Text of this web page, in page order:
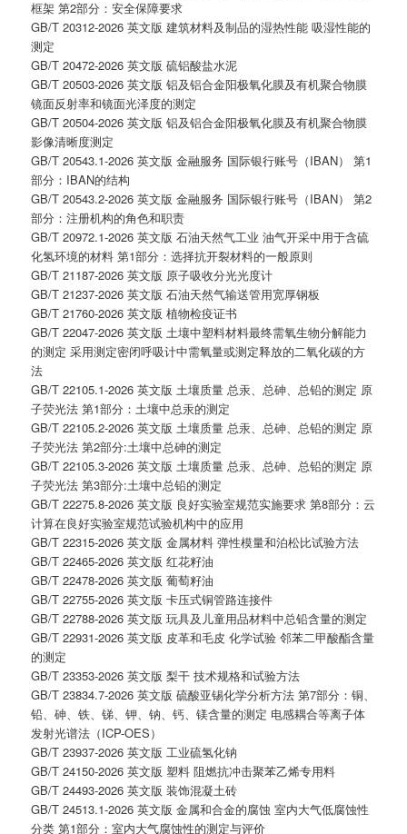
框架 第2部分：安全保障要求
GB/T 20312-2026 英文版 建筑材料及制品的湿热性能 吸湿性能的
测定
GB/T 20472-2026 英文版 硫铝酸盐水泥
GB/T 20503-2026 英文版 铝及铝合金阳极氧化膜及有机聚合物膜
镜面反射率和镜面光泽度的测定
GB/T 20504-2026 英文版 铝及铝合金阳极氧化膜及有机聚合物膜
影像清晰度测定
GB/T 20543.1-2026 英文版 金融服务 国际银行账号（IBAN） 第1
部分：IBAN的结构
GB/T 20543.2-2026 英文版 金融服务 国际银行账号（IBAN） 第2
部分：注册机构的角色和职责
GB/T 20972.1-2026 英文版 石油天然气工业 油气开采中用于含硫
化氢环境的材料 第1部分：选择抗开裂材料的一般原则
GB/T 21187-2026 英文版 原子吸收分光光度计
GB/T 21237-2026 英文版 石油天然气输送管用宽厚钢板
GB/T 21760-2026 英文版 植物检疫证书
GB/T 22047-2026 英文版 土壤中塑料材料最终需氧生物分解能力
的测定 采用测定密闭呼吸计中需氧量或测定释放的二氧化碳的方
法
GB/T 22105.1-2026 英文版 土壤质量 总汞、总砷、总铅的测定 原
子荧光法 第1部分：土壤中总汞的测定
GB/T 22105.2-2026 英文版 土壤质量 总汞、总砷、总铅的测定 原
子荧光法 第2部分:土壤中总砷的测定
GB/T 22105.3-2026 英文版 土壤质量 总汞、总砷、总铅的测定 原
子荧光法 第3部分:土壤中总铅的测定
GB/T 22275.8-2026 英文版 良好实验室规范实施要求 第8部分：云
计算在良好实验室规范试验机构中的应用
GB/T 22315-2026 英文版 金属材料 弹性模量和泊松比试验方法
GB/T 22465-2026 英文版 红花籽油
GB/T 22478-2026 英文版 葡萄籽油
GB/T 22755-2026 英文版 卡压式铜管路连接件
GB/T 22788-2026 英文版 玩具及儿童用品材料中总铅含量的测定
GB/T 22931-2026 英文版 皮革和毛皮 化学试验 邻苯二甲酸酯含量
的测定
GB/T 23353-2026 英文版 梨干 技术规格和试验方法
GB/T 23834.7-2026 英文版 硫酸亚锡化学分析方法 第7部分：铜、
铅、砷、铁、锑、钾、钠、钙、镁含量的测定 电感耦合等离子体
发射光谱法（ICP-OES）
GB/T 23937-2026 英文版 工业硫氢化钠
GB/T 24150-2026 英文版 塑料 阻燃抗冲击聚苯乙烯专用料
GB/T 24493-2026 英文版 装饰混凝土砖
GB/T 24513.1-2026 英文版 金属和合金的腐蚀 室内大气低腐蚀性
分类 第1部分：室内大气腐蚀性的测定与评价